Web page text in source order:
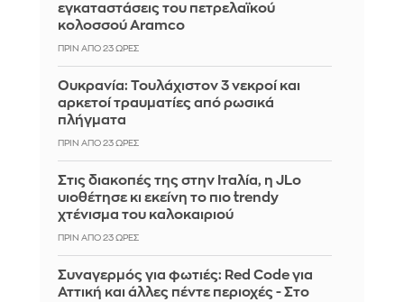
εγκαταστάσεις του πετρελαϊκού
κολοσσού Aramco
ΠΡΙΝ ΑΠΌ 23 ΏΡΕΣ
Ουκρανία: Τουλάχιστον 3 νεκροί και
αρκετοί τραυματίες από ρωσικά
πλήγματα
ΠΡΙΝ ΑΠΌ 23 ΏΡΕΣ
Στις διακοπές της στην Ιταλία, η JLo
υιοθέτησε κι εκείνη το πιο trendy
χτένισμα του καλοκαιριού
ΠΡΙΝ ΑΠΌ 23 ΏΡΕΣ
Συναγερμός για φωτιές: Red Code για
Αττική και άλλες πέντε περιοχές - Στο